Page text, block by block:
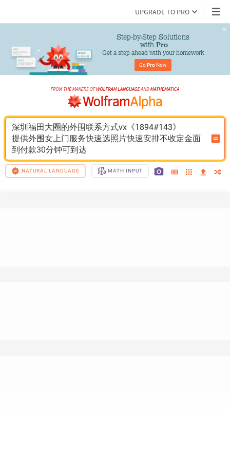
UPGRADE TO PRO
Step-by-Step Solutions
with Pro
Get a step ahead with your homework
Go Pro Now
深圳福田大圈的外围联系方式vx《1894#143》
提供外围女上门服务快速选照片快速安排不收定金面
到付款30分钟可到达
NATURAL LANGUAGE MATH INPUT